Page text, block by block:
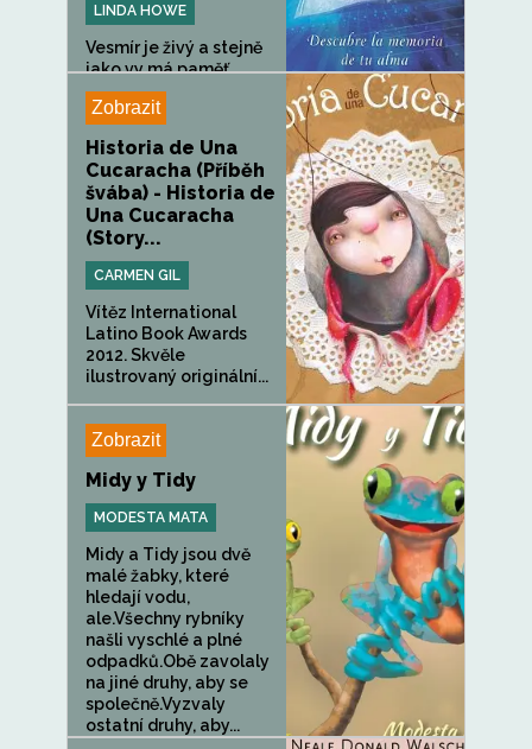
LINDA HOWE
Vesmír je živý a stejně
jako vy má paměť.
Tento...
Zobrazit
Historia de Una
Cucaracha (Příběh
švába) - Historia de
Una Cucaracha
(Story...
CARMEN GIL
Vítěz International
Latino Book Awards
2012. Skvěle
ilustrovaný originální...
Zobrazit
Midy y Tidy
MODESTA MATA
Midy a Tidy jsou dvě
malé žabky, které
hledají vodu,
ale.Všechny rybníky
našli vyschlé a plné
odpadků.Obě zavolaly
na jiné druhy, aby se
společně.Vyzvaly
ostatní druhy, aby...